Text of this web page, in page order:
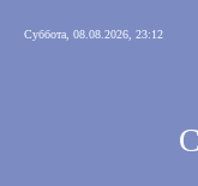
Суббота, 08.08.2026, 23:12